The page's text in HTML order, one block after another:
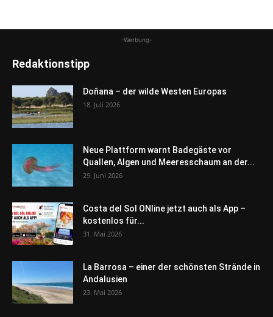
-Werbung-
Redaktionstipp
Doñana – der wilde Westen Europas
18. Juli 2026
Neue Plattform warnt Badegäste vor
Quallen, Algen und Meeresschaum an der...
29. Juni 2026
Costa del Sol ONline jetzt auch als App –
kostenlos für...
31. Mai 2026
La Barrosa – einer der schönsten Strände in
Andalusien
23. Mai 2026